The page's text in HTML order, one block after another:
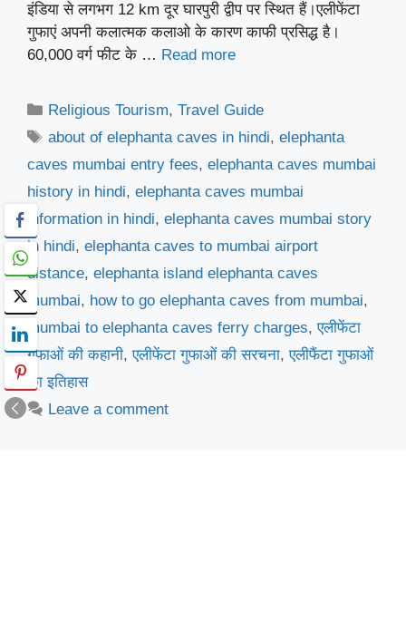
इंडिया से लगभग 12 km दूर घारपुरी द्वीप पर स्थित हैं।एलीफेंटा
गुफाएं अपनी कलात्मक कलाओ के कारण काफी प्रसिद्ध है।
60,000 वर्ग फीट के … Read more
Categories
Religious Tourism,Travel Guide
Tags
about of elephanta caves in hindi,elephanta
caves mumbai entry fees, elephanta caves mumbai
history in hindi, elephanta caves mumbai
information in hindi, elephanta caves mumbai story
in hindi, elephanta caves to mumbai airport
distance, elephanta island elephanta caves
mumbai, how to go elephanta caves from mumbai,
mumbai to elephanta caves ferry charges,एलीफेंटा
गुफाओं की कहानी,एलीफेंटा गुफाओं की सरचना,एलीफैंटा गुफाओं
का इतिहास
Leave a comment